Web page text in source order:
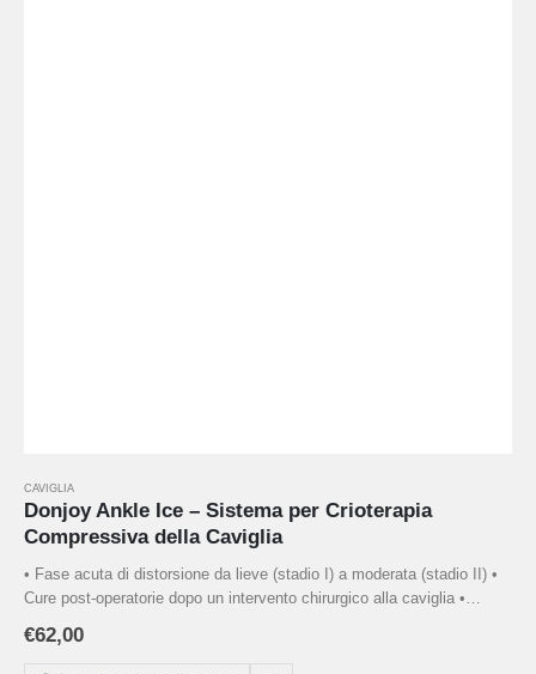
CAVIGLIA
Donjoy Ankle Ice – Sistema per Crioterapia
Compressiva della Caviglia
• Fase acuta di distorsione da lieve (stadio I) a moderata (stadio II) •
Cure post-operatorie dopo un intervento chirurgico alla caviglia •
• Fornito con una pompa manuale per gestire la compressione
€62,00